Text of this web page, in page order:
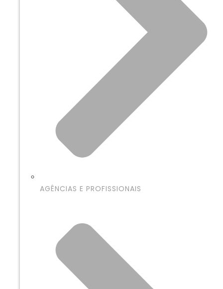
AGÊNCIAS E PROFISSIONAIS